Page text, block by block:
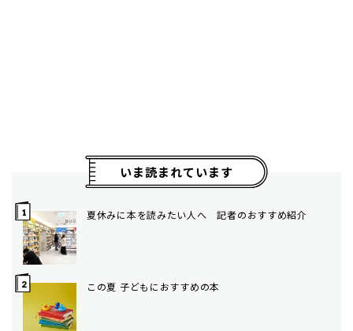
いま読まれています
夏休みに本を読みたい人へ 記者のおすすめ紹介
この夏 子どもにおすすめの本